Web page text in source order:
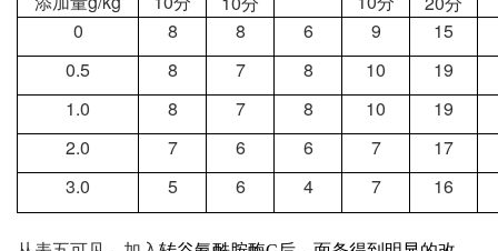
分 分
0 8 8 6 9
15
0.5
8 7 8 10
19
1.0
8 7 8 10
19
2.0
7 6 6 7
17
3.0
5 6 4 7 16